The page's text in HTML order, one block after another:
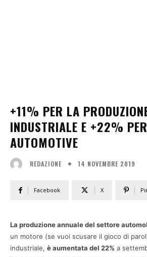
+11% PER LA
INDUSTRIALE E +22%
AUTOMOTIVE
REDAZIONE 14 NOVEMBRE 2019
Facebook X
La produzione annuale del settore
un motore (se vuoi scusare il gioco di
industriale, è aumentata del 22% a